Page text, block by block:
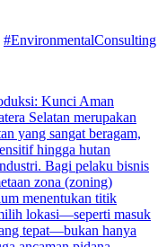
#EnvironmentalConsulting